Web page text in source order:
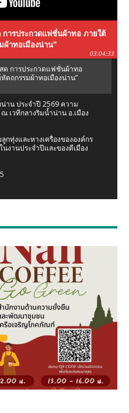
ารประกวดแฟชั่นผ้าทอ ภายใต้
ผ้าทอเมืองน่าน”
03:04:33
ด การประกวดแฟชั่นผ้าทอ
ตถกรรมผ้าทอเมืองน่าน”
าน ประจำปี 2569 ความ
เวทีกลางริมน้ำน่าน อ.เมือง
กทุ่งและหางเครื่องขององค์กร
งานประจำปีและของดีเมือง
มเหนือ ห่วงคนที่บ้านเกิด
ข็มอัปสร #น้ำท่วมเหนือ #น่าน
ทอดผ้าป่าสามัคคี ณ มูลนิธิ
งานใหญ่ท่าวังผา) ปี 68
ะบรมสารีริกธาตุ 3 แผ่นดิน ปี
อ.เมือง จ.น่าน
คิมหันต์ฤดู น่านนครประจำปี
ายน 68 )( LGBTQ )
านนครา #เมืองเก่ามีชีวิต”